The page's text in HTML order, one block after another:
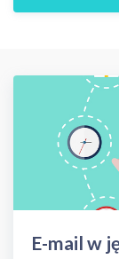
E-mail w